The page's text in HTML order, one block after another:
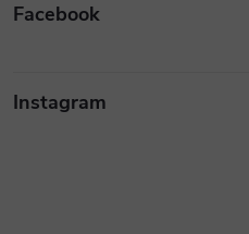
Facebook
Instagram